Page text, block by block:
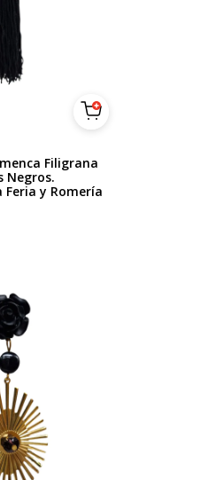
Filigrana
Negros.
y Romería